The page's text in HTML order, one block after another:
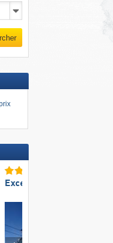
Excellent snowpark